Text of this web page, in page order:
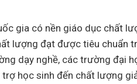
gia có nền giáo dục chất
lượng đạt được tiêu chuẩn
dạy nghề, các trường đại
học sinh đến chất lượng